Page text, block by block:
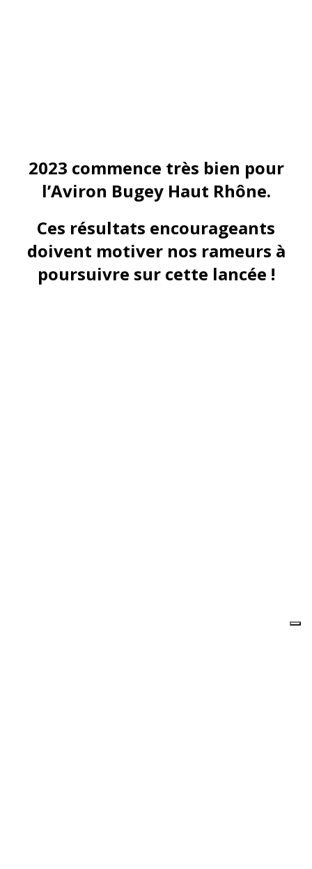
2023 commence très bien pour
l’Aviron Bugey Haut Rhône.
Ces résultats encourageants
doivent motiver nos rameurs à
poursuivre sur cette lancée !